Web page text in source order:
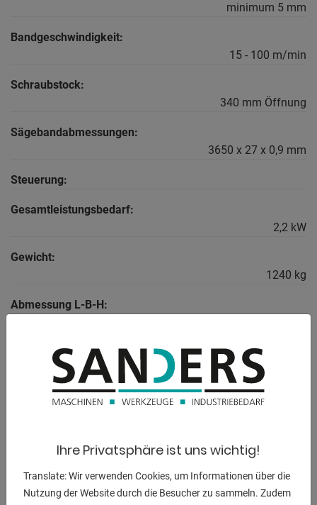
minimum 5 mm
Bandgeschwindigkeit:
15 - 100 m/min
Schraubstock:
340 mm Öffnung
Sägebandabmessungen:
3650 x 27 x 0,9 mm
Steuerung:
Gesamtleistungsbedarf:
2,2 kW
Gewicht:
1240 kg
Abmessung L-B-H:
BESCHREIBUNG
(INDUSTRIE)
- mit zusätzlicher halbautomatischer Funktion, für Schnitte
von 0° bis 60° links
Ihre Privatsphäre ist uns wichtig!
Translate: Wir verwenden Cookies, um Informationen über die
Nutzung der Website durch die Besucher zu sammeln. Zudem